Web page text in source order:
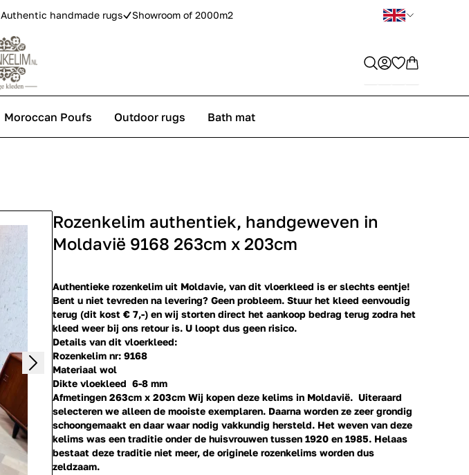
Authentic handmade rugs Showroom of 2000m2
Moroccan Poufs Outdoor rugs Bath mat
Rozenkelim authentiek, handgeweven in
Moldavië 9168 263cm x 203cm
Authentieke rozenkelim uit Moldavie, van dit vloerkleed is er slechts eentje!
Bent u niet tevreden na levering? Geen probleem. Stuur het kleed eenvoudig
terug (dit kost € 7,-) en wij storten direct het aankoop bedrag terug zodra het
kleed weer bij ons retour is. U loopt dus geen risico.
Details van dit vloerkleed:
Rozenkelim nr: 9168
Materiaal wol
Dikte vloekleed 6-8 mm
Afmetingen 263cm x 203cm Wij kopen deze kelims in Moldavië. Uiteraard
selecteren we alleen de mooiste exemplaren. Daarna worden ze zeer grondig
schoongemaakt en daar waar nodig vakkundig hersteld. Het weven van deze
kelims was een traditie onder de huisvrouwen tussen 1920 en 1985. Helaas
bestaat deze traditie niet meer, de originele rozenkelims worden dus
zeldzaam.